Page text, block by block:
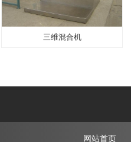
三维混合机
网站首页